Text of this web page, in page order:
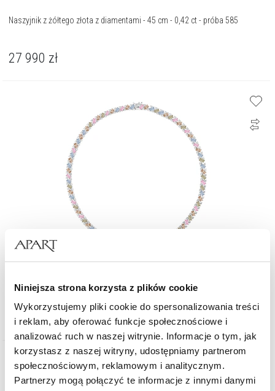
Niniejsza strona korzysta z plików cookie
Wykorzystujemy pliki cookie do spersonalizowania treści
i reklam, aby oferować funkcje społecznościowe i
analizować ruch w naszej witrynie. Informacje o tym, jak
korzystasz z naszej witryny, udostępniamy partnerom
społecznościowym, reklamowym i analitycznym.
Partnerzy mogą połączyć te informacje z innymi danymi
Naszyjnik z żółtego złota z diamentami - 45 cm - 0,42 ct - próba 585
27 990 zł
1 279 zł
Złoto 750